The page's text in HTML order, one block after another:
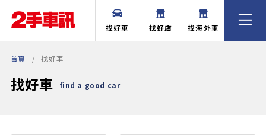
找好車 找好店 找海外車
首頁 找好車
找好車 find a good car